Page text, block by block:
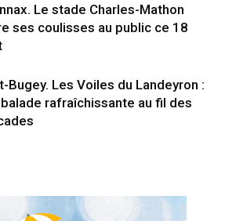
Le stade Charles-Mathon
ses coulisses au public ce 18
Bugey. Les Voiles du Landeyron :
rafraîchissante au fil des